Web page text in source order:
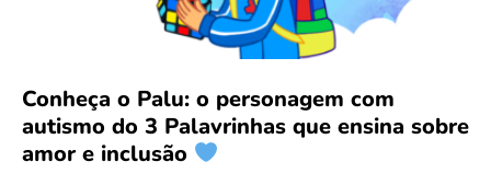
Conheça o Palu: o personagem com
autismo do 3 Palavrinhas que ensina sobre
amor e inclusão